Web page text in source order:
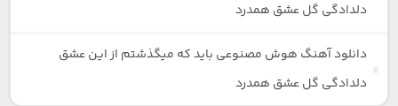
دلدادگی گل عشق همدرد
دانلود آهنگ هوش مصنوعی باید که میگذشتم از این عشق
دلدادگی گل عشق همدرد